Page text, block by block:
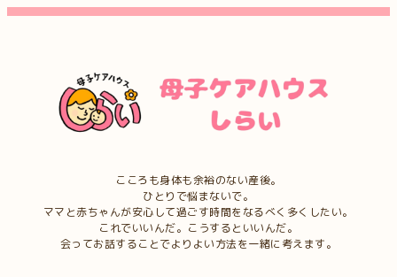
こころも身体も余裕のない産後。
ひとりで悩まないで。
ママと赤ちゃんが安心して過ごす時間をなるべく多くしたい。
これでいいんだ。こうするといいんだ。
会ってお話することでよりよい方法を一緒に考えます。